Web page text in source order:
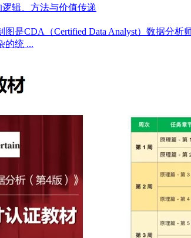
辑、方法与价值传递
是CDA（Certified Data Analyst）数据分
的统 ...